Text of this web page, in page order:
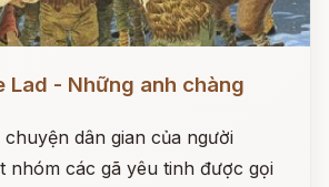
Lad - Những anh chàng
dân gian của người
nhóm các gã yêu tinh được gọi